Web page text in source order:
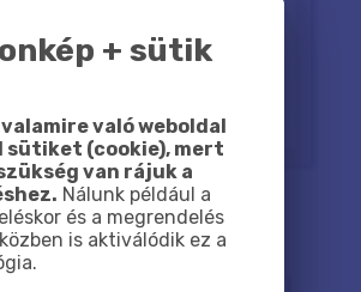
+ sütik
való weboldal
sütiket (cookie), mert
van rájuk a
Nálunk például a
és a megrendelés
is aktiválódik ez a